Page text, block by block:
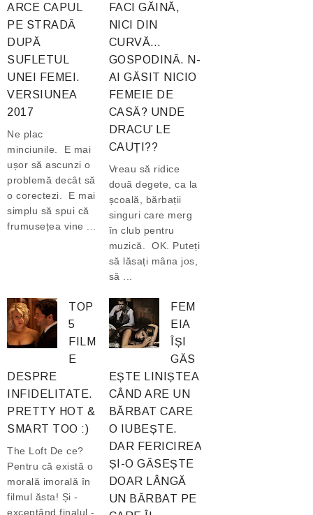
ARCE CAPUL
PE STRADĂ
DUPĂ
SUFLETUL
UNEI FEMEI.
VERSIUNEA
2017
Ne plac
minciunile. E mai
ușor să ascunzi o
problemă decât să
o corectezi. E mai
simplu să spui că
frumusețea vine ...
FACI GĂINĂ,
NICI DIN
CURVĂ…
GOSPODINĂ. N-
AI GĂSIT NICIO
FEMEIE DE
CASĂ? UNDE
DRACU’ LE
CAUȚI??
Vreau să ridice
două degete, ca la
școală, bărbații
singuri care merg
în club pentru
muzică. OK. Puteți
să lăsați mâna jos,
să ...
TOP
5
FILM
E
DESPRE
INFIDELITATE.
PRETTY HOT &
SMART TOO :)
The Loft De ce?
Pentru că există o
morală imorală în
filmul ăsta! Și -
exceptând finalul -
FEM
EIA
ÎȘI
GĂS
EȘTE LINIȘTEA
CÂND ARE UN
BĂRBAT CARE
O IUBEȘTE.
DAR FERICIREA
ȘI-O GĂSEȘTE
DOAR LÂNGĂ
UN BĂRBAT PE